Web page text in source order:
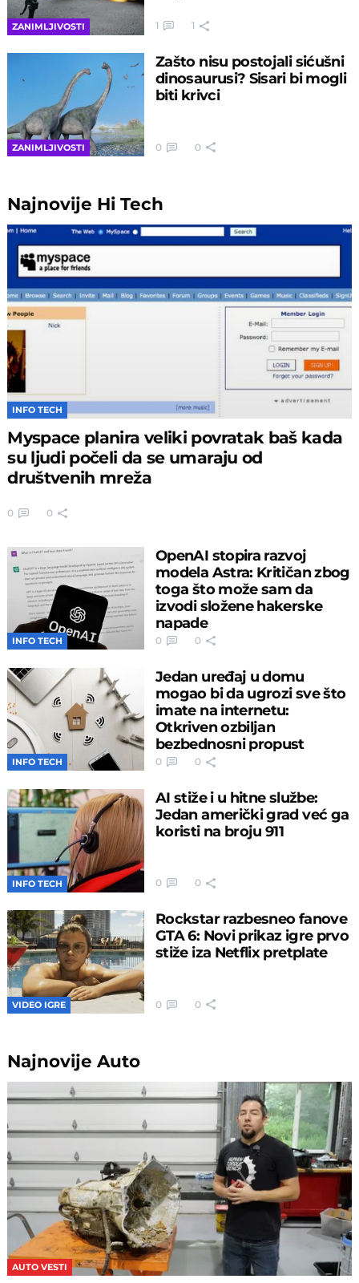
ZANIMLJIVOSTI 1 1
ZANIMLJIVOSTI
Zašto nisu postojali sićušni
dinosaurusi? Sisari bi mogli
biti krivci
0 0
Najnovije Hi Tech
INFO TECH
Myspace planira veliki povratak baš kada
su ljudi počeli da se umaraju od
društvenih mreža
0 0
INFO TECH
OpenAI stopira razvoj
modela Astra: Kritičan zbog
toga što može sam da
izvodi složene hakerske
napade
0 0
INFO TECH
Jedan uređaj u domu
mogao bi da ugrozi sve što
imate na internetu:
Otkriven ozbiljan
bezbednosni propust
0 0
INFO TECH
AI stiže i u hitne službe:
Jedan američki grad već ga
koristi na broju 911
0 0
VIDEO IGRE
Rockstar razbesneo fanove
GTA 6: Novi prikaz igre prvo
stiže iza Netflix pretplate
0 0
NajnovijeAuto
AUTO VESTI